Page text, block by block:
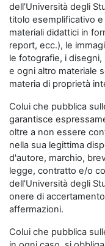
dell’Università degli
titolo esemplificativo
materiali didattici in
report, ecc.), le
le fotografie, i disegni,
e ogni altro materiale
materia di proprietà
Colui che pubblica
garantisce
oltre a non essere
nella sua legittima
d'autore, marchio,
legge, contratto e/o
dell’Università degli
onere di
affermazioni.
Colui che pubblica